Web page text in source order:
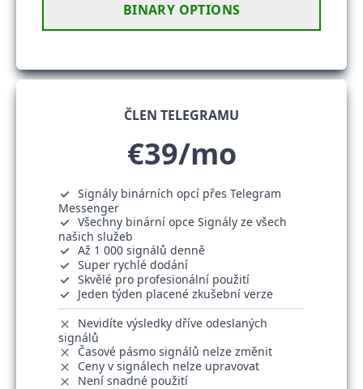
BINARY OPTIONS
ČLEN TELEGRAMU
€39/mo
Signály binárních opcí přes Telegram
Messenger
Všechny binární opce Signály ze všech
našich služeb
Až 1 000 signálů denně
Super rychlé dodání
Skvělé pro profesionální použití
Jeden týden placené zkušební verze
Nevidíte výsledky dříve odeslaných
signálů
Časové pásmo signálů nelze změnit
Ceny v signálech nelze upravovat
Není snadné použití